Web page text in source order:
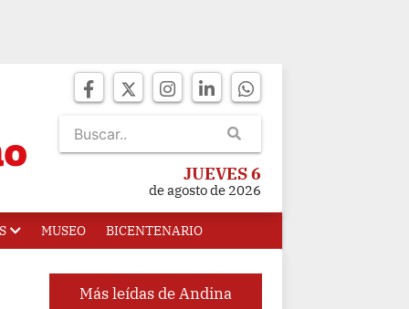
JUEVES 6
de agosto de 2026
MUSEO BICENTENARIO
Más leídas de Andina